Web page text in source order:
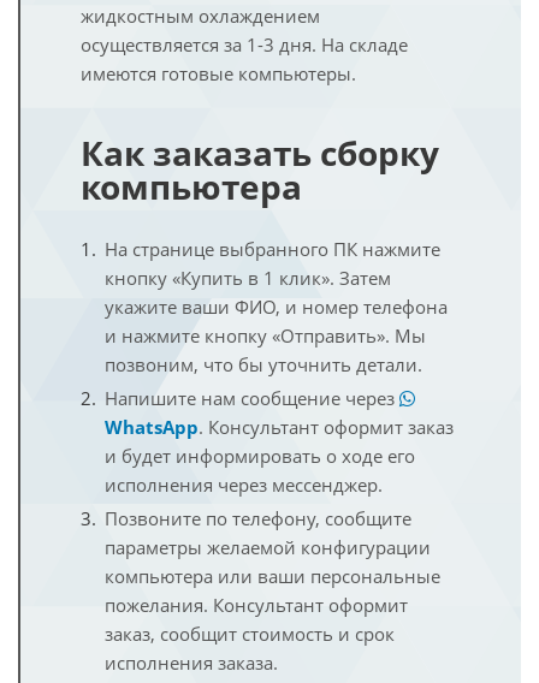
жидкостным охлаждением
осуществляется за 1-3 дня. На складе
имеются готовые компьютеры.
Как заказать сборку
компьютера
На странице выбранного ПК нажмите
кнопку «Купить в 1 клик». Затем
укажите ваши ФИО, и номер телефона
и нажмите кнопку «Отправить». Мы
позвоним, что бы уточнить детали.
Напишите нам сообщение через
WhatsApp. Консультант оформит заказ
и будет информировать о ходе его
исполнения через мессенджер.
Позвоните по телефону, сообщите
параметры желаемой конфигурации
компьютера или ваши персональные
пожелания. Консультант оформит
заказ, сообщит стоимость и срок
исполнения заказа.